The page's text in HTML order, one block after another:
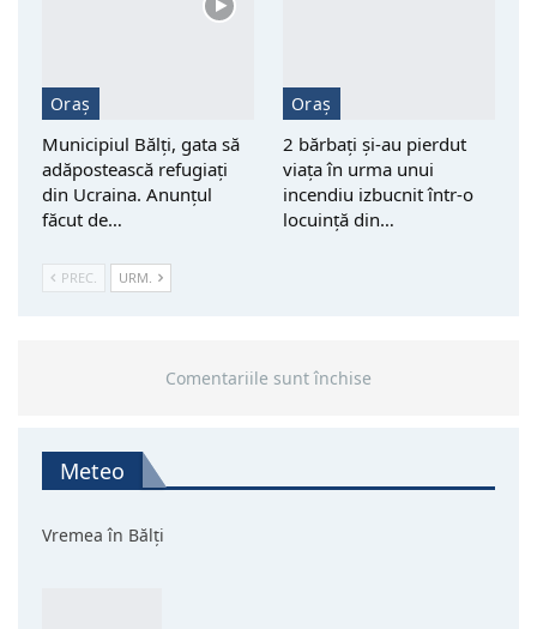
Oraș
Municipiul Bălți, gata să
adăpostească refugiați
din Ucraina. Anunțul
făcut de…
Oraș
2 bărbați și-au pierdut
viața în urma unui
incendiu izbucnit într-o
locuință din…
PREC. URM.
Comentariile sunt închise
Meteo
Vremea în Bălți